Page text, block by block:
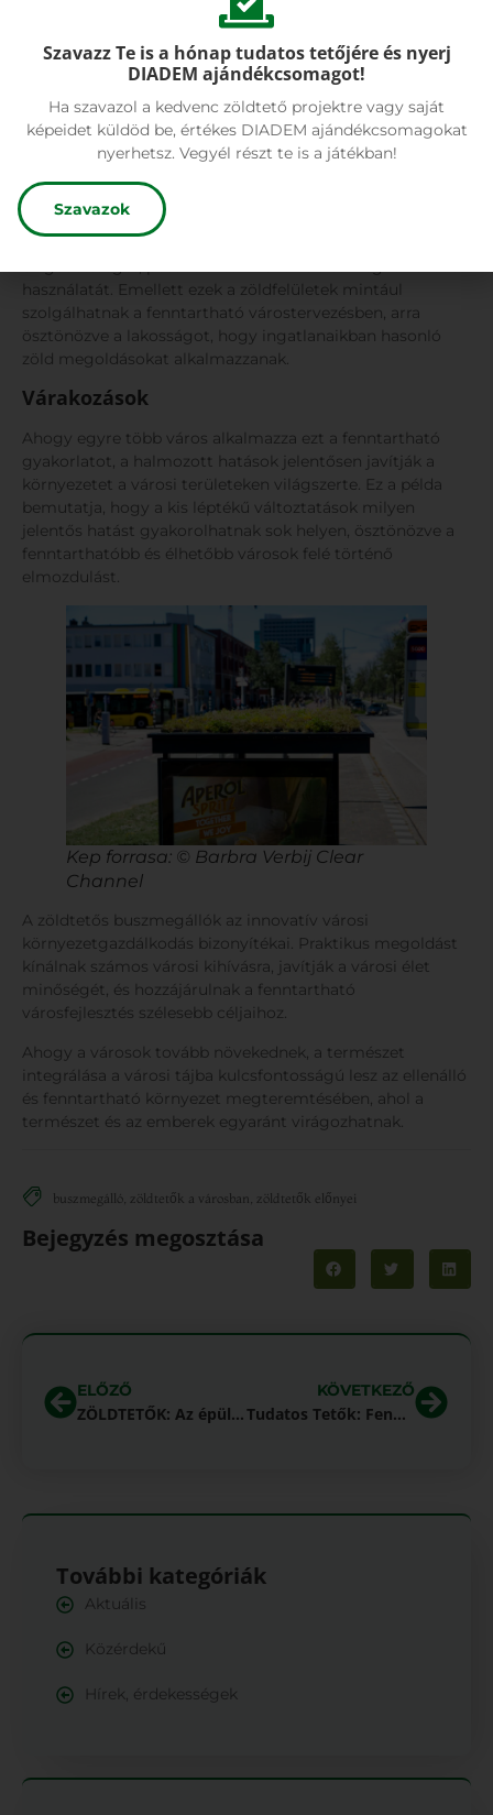
Kep forrasa: Clear Channel
Gazdasági és közösségi hatás
A környezeti előnyök mellett a zöldtetős buszmegállók
hatással vannak a helyi gazdaságokra és közösségekre is.
Vizuálisan vonzóak, ami növelheti a lakosok és az ingázók
használatát. Emellett ezek a zöldfelületek mintául
szolgálhatnak a fenntartható várostervezésben, arra
ösztönözve a lakosságot, hogy ingatlanaikban hasonló
zöld megoldásokat alkalmazzanak.
Várakozások
Ahogy egyre több város alkalmazza ezt a fenntartható
gyakorlatot, a halmozott hatások jelentősen javítják a
környezetet a városi területeken világszerte. Ez a példa
bemutatja, hogy a kis léptékű változtatások milyen
jelentős hatást gyakorolhatnak sok helyen, ösztönözve a
fenntarthatóbb és élhetőbb városok felé történő
elmozdulást.
Kep forrasa: © Barbra Verbij Clear
Channel
A zöldtetős buszmegállók az innovatív városi
környezetgazdálkodás bizonyítékai. Praktikus megoldást
kínálnak számos városi kihívásra, javítják a városi élet
minőségét, és hozzájárulnak a fenntartható
városfejlesztés szélesebb céljaihoz.
Ahogy a városok tovább növekednek, a természet
integrálása a városi tájba kulcsfontosságú lesz az ellenálló
és fenntartható környezet megteremtésében, ahol a
természet és az emberek egyaránt virágozhatnak.
buszmegálló zöldtetők a városban zöldtetők előnyei
Bejegyzés megosztása
ELŐZŐ
ZÖLDTETŐK: Az épületek jövője, a fenntartható városok kulcsa
KÖVETKEZŐ
Tudatos Tetők: Fenntarthatóság és innováció a tetőkön
További kategóriák
Aktuális
Közérdekű
Hírek, érdekességek
Szavazz Te is a hónap tudatos tetőjére és nyerj
DIADEM ajándékcsomagot!
Ha szavazol a kedvenc zöldtető projektre vagy saját
képeidet küldöd be, értékes DIADEM ajándékcsomagokat
nyerhetsz. Vegyél részt te is a játékban!
Szavazok